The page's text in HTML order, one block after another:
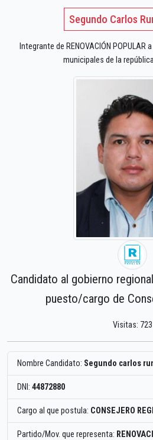
Segundo Carlos
Integrante de RENOVACIÓN
municipales de la
Candidato al gobierno
puesto/cargo de
Visitas: 723
Nombre Candidato: Segundo carlos
DNI: 44872880
Cargo al que postula: CONSEJERO
Partido/Mov. que representa: